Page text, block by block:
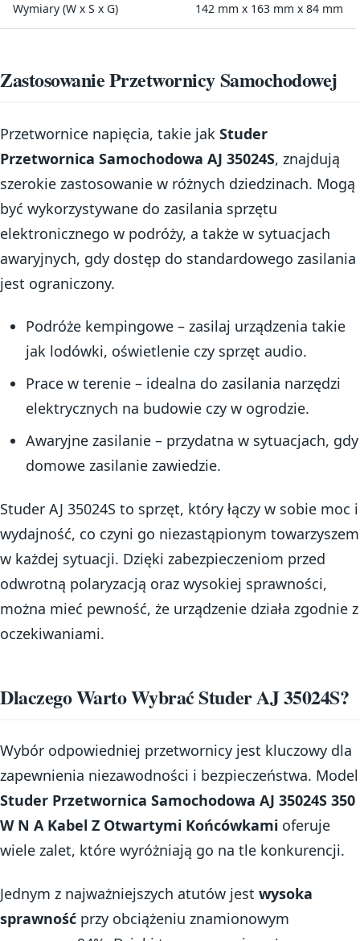
Wymiary (W x S x G) 142 mm x 163 mm x 84 mm
Zastosowanie Przetwornicy Samochodowej
Przetwornice napięcia, takie jak Studer
Przetwornica Samochodowa AJ 35024S, znajdują
szerokie zastosowanie w różnych dziedzinach. Mogą
być wykorzystywane do zasilania sprzętu
elektronicznego w podróży, a także w sytuacjach
awaryjnych, gdy dostęp do standardowego zasilania
jest ograniczony.
Podróże kempingowe – zasilaj urządzenia takie
jak lodówki, oświetlenie czy sprzęt audio.
Prace w terenie – idealna do zasilania narzędzi
elektrycznych na budowie czy w ogrodzie.
Awaryjne zasilanie – przydatna w sytuacjach, gdy
domowe zasilanie zawiedzie.
Studer AJ 35024S to sprzęt, który łączy w sobie moc i
wydajność, co czyni go niezastąpionym towarzyszem
w każdej sytuacji. Dzięki zabezpieczeniom przed
odwrotną polaryzacją oraz wysokiej sprawności,
można mieć pewność, że urządzenie działa zgodnie z
oczekiwaniami.
Dlaczego Warto Wybrać Studer AJ 35024S?
Wybór odpowiedniej przetwornicy jest kluczowy dla
zapewnienia niezawodności i bezpieczeństwa. Model
Studer Przetwornica Samochodowa AJ 35024S 350
W N A Kabel Z Otwartymi Końcówkami oferuje
wiele zalet, które wyróżniają go na tle konkurencji.
Jednym z najważniejszych atutów jest wysoka
sprawność przy obciążeniu znamionowym